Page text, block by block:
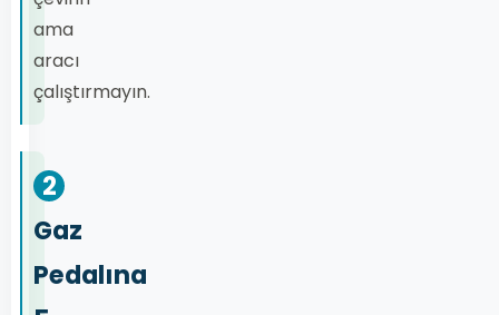
ama
aracı
çalıştırmayın.
2
Gaz
Pedalına